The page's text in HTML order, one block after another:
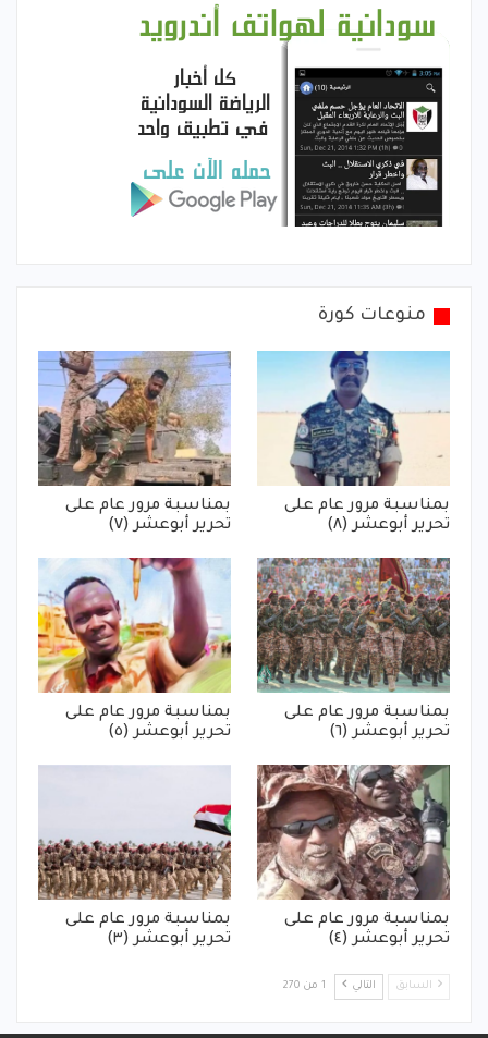
منوعات كورة
بمناسبة مرور عام على
تحرير أبوعشر (٨)
بمناسبة مرور عام على
تحرير أبوعشر (٧)
بمناسبة مرور عام على
تحرير أبوعشر (٦)
بمناسبة مرور عام على
تحرير أبوعشر (٥)
بمناسبة مرور عام على
تحرير أبوعشر (٤)
بمناسبة مرور عام على
تحرير أبوعشر (٣)
السابق التالي 1 من 270